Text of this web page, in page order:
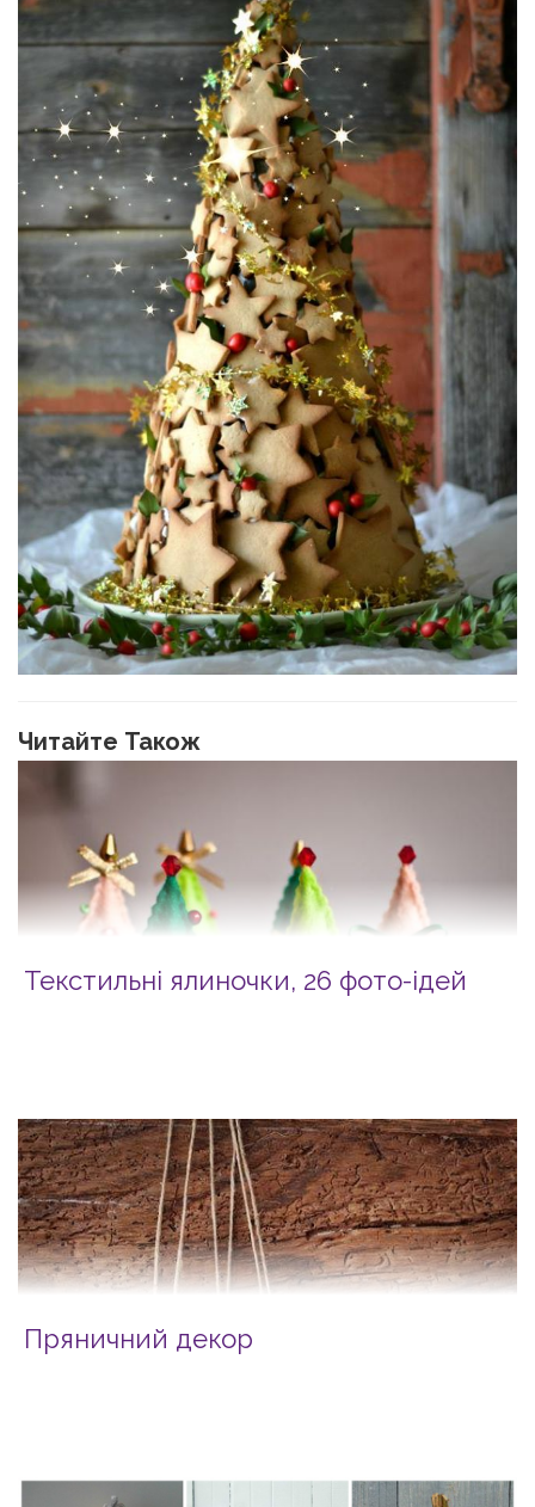
Читайте Також
Текстильні ялиночки, 26 фото-ідей
Пряничний декор